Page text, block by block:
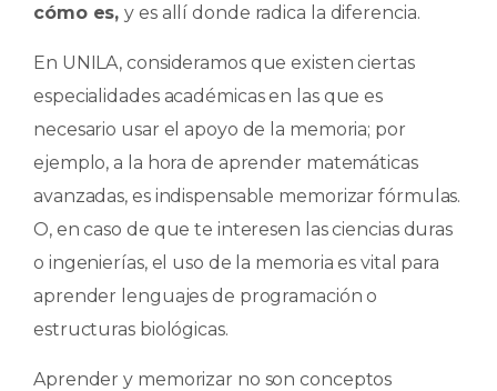
cómo es,y es allí donde radica la diferencia.
En UNILA, consideramos que existen ciertas
especialidades académicas en las que es
necesario usar el apoyo de la memoria; por
ejemplo, a la hora de aprender matemáticas
avanzadas, es indispensable memorizar fórmulas.
O, en caso de que te interesen las ciencias duras
o ingenierías, el uso de la memoria es vital para
aprender lenguajes de programación o
estructuras biológicas.
Aprender y memorizar no son conceptos